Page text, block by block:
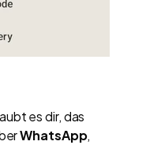
es dir, das
WhatsApp,